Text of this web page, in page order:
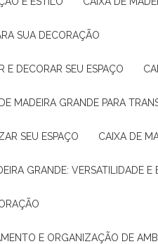
SUA DECORAÇÃO
E DECORAR SEU ESPAÇO
DE MADEIRA GRANDE PARA
SEU ESPAÇO CAIXA DE
GRANDE: VERSATILIDADE
E ORGANIZAÇÃO DE